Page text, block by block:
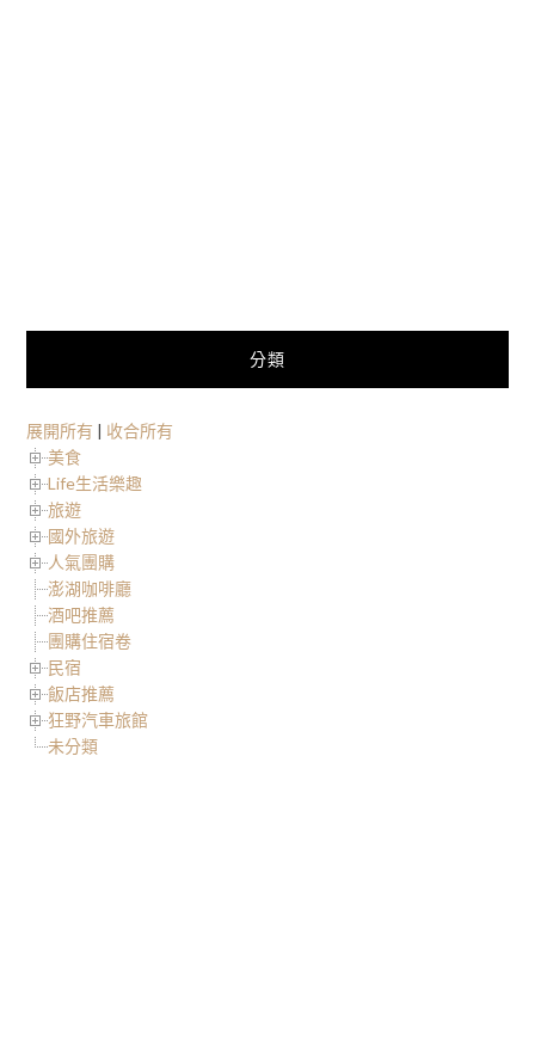
分類
展開所有 | 收合所有
美食
Life生活樂趣
旅遊
國外旅遊
人氣團購
澎湖咖啡廳
酒吧推薦
團購住宿卷
民宿
飯店推薦
狂野汽車旅館
未分類